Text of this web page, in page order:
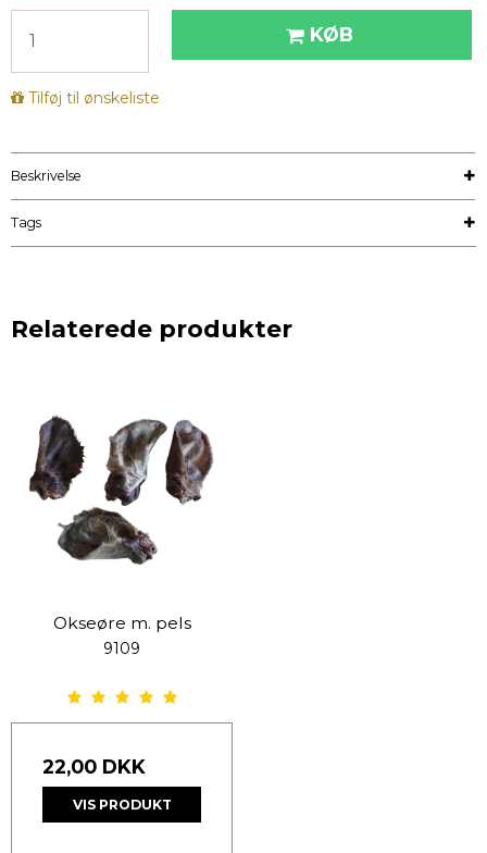
KØB
Tilføj til ønskeliste
Beskrivelse
Tags
Relaterede produkter
Okseøre m. pels
9109
22,00 DKK
VIS PRODUKT